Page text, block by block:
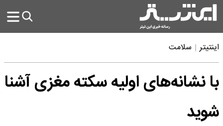
اینتیتر سلامت
با نشانه‌های اولیه سکته مغزی آشنا
شوید